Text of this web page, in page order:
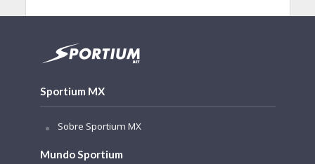
Sportium MX
Sobre Sportium MX
Mundo Sportium